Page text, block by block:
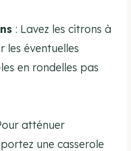
: Lavez les citrons à
les éventuelles
en rondelles pas
atténuer
une casserole